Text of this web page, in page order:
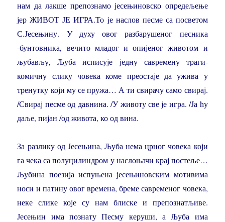
нам да лакше препознамо јесењиновско опредељење
јер ЖИВОТ ЈЕ ИГРА.То је наслов песме са посветом
С.Јесењину. У духу овог разбарушеног песника
-бунтовника, вечито младог и опијеног животом и
љубављу, Љуба исписује једну савремену траги-
комичну слику човека коме преостаје да ужива у
тренутку који му се пружа… А ти свирачу само свирај.
/Свирај песме од давнина. /У животу све је игра. /Ја ћу
даље, пијан /од живота, ко од вина.
За разлику од Јесењина, Љуба нема црног човека који
га чека са полуцилиндром у наслоњачи крај постеље…
Љубина поезија испуњена јесењиновским мотивима
носи и патину овог времена, бреме савременог човека,
неке слике које су нам блиске и препознатљиве.
Јесењин има познату Песму керуши, а Љуба има